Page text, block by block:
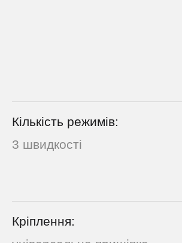
Кількість режимів:
3 швидкості
Кріплення: